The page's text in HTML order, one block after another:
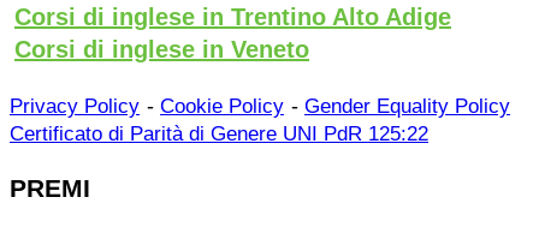
Corsi di inglese in Trentino Alto Adige
Corsi di inglese in Veneto
Privacy Policy - Cookie Policy - Gender Equality Policy
Certificato di Parità di Genere UNI PdR 125:22
PREMI